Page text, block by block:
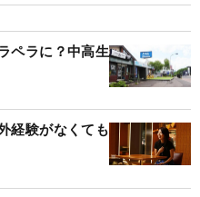
ペラに？中高生
経験がなくても